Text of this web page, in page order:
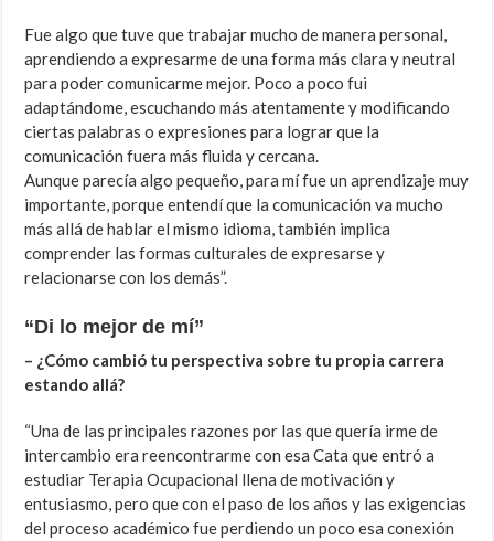
Fue algo que tuve que trabajar mucho de manera personal,
aprendiendo a expresarme de una forma más clara y neutral
para poder comunicarme mejor. Poco a poco fui
adaptándome, escuchando más atentamente y modificando
ciertas palabras o expresiones para lograr que la
comunicación fuera más fluida y cercana.
Aunque parecía algo pequeño, para mí fue un aprendizaje muy
importante, porque entendí que la comunicación va mucho
más allá de hablar el mismo idioma, también implica
comprender las formas culturales de expresarse y
relacionarse con los demás”.
“Di lo mejor de mí”
– ¿Cómo cambió tu perspectiva sobre tu propia carrera
estando allá?
“Una de las principales razones por las que quería irme de
intercambio era reencontrarme con esa Cata que entró a
estudiar Terapia Ocupacional llena de motivación y
entusiasmo, pero que con el paso de los años y las exigencias
del proceso académico fue perdiendo un poco esa conexión